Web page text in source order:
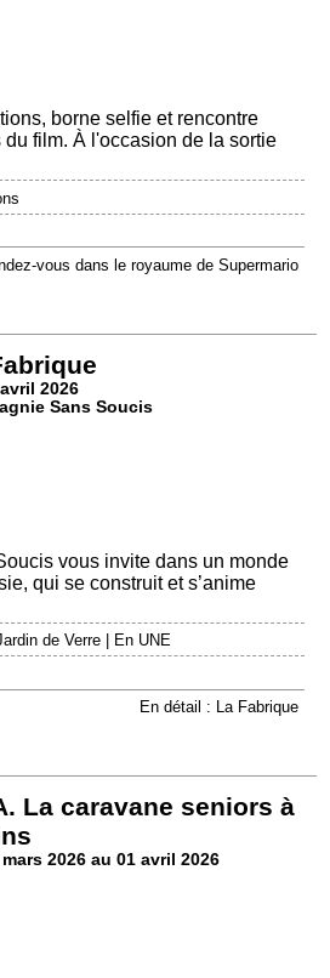
borne selfie et rencontre
film. À l'occasion de la sortie
vous dans le royaume de Supermario
2026
Sans Soucis
vous invite dans un monde
qui se construit et s’anime
de Verre
En UNE
En détail : La Fabrique
La caravane seniors à
mars 2026 au 01 avril 2026